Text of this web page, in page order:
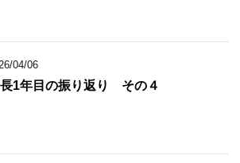
04/06
1年目の振り返り その４